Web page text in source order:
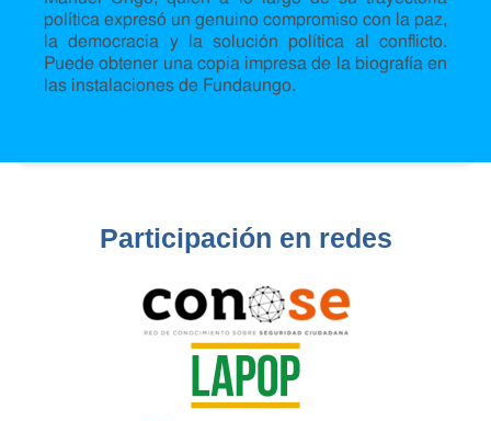
política expresó un genuino compromiso con la paz,
la democracia y la solución política al conflicto.
Puede obtener una copia impresa de la biografía en
las instalaciones de Fundaungo.
Participación en redes